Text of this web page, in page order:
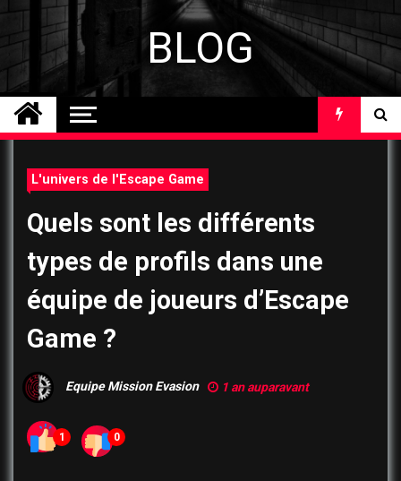
Skip
content
BLOG
L'univers de l'Escape Game
Quels sont les différents
types de profils dans une
équipe de joueurs d’Escape
Game ?
Equipe Mission Evasion 1 an auparavant
1 0